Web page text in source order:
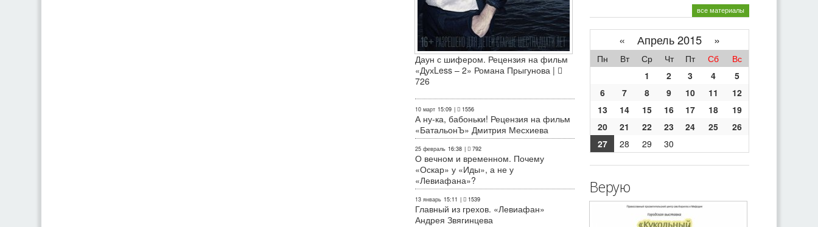
Даун с шифером. Рецензия на фильм
«ДухLess – 2» Романа Прыгунова |
726
10 март 15:09 | 1556
А ну-ка, бабоньки! Рецензия на фильм
«БатальонЪ» Дмитрия Месхиева
25 февраль 16:38 | 792
О вечном и временном. Почему
«Оскар» у «Иды», а не у
«Левиафана»?
13 январь 15:11 | 1539
Главный из грехов. «Левиафан»
Андрея Звягинцева
все материалы
« Апрель 2015 »
Пн Вт Ср Чт Пт Сб
Вс
1
2 3 4
5
6
7 8 9 10 11
12
13
14 15 16 17 18
19
20
21 22 23 24 25
26
27
28 29 30
Верую